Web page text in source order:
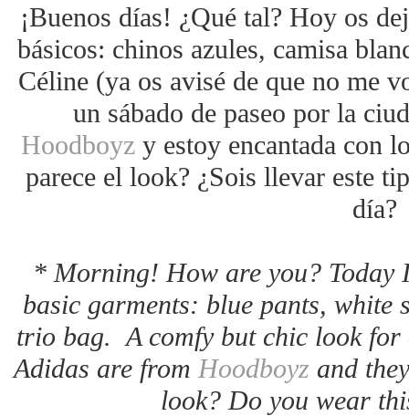
¡Buenos días! ¿Qué tal? Hoy os
básicos: chinos azules, camisa
Céline (ya os avisé de que no me
un sábado de paseo por la
Hoodboyz y estoy encantada con
parece el look? ¿Sois llevar este
día?
* Morning! How are you? Today
basic garments: blue pants, white
trio bag. A comfy but chic look for
Adidas are from Hoodboyz and
look? Do you wear